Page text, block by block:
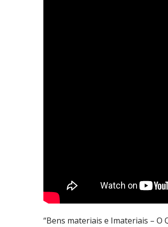
“Bens materiais e Imateriais – O